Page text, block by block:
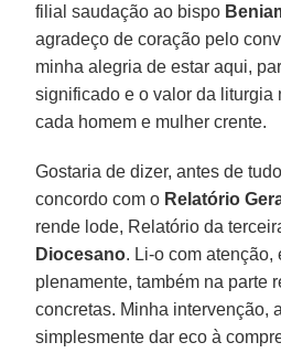
filial saudação ao bispo
agradeço de coração pelo
minha alegria de estar aqui,
significado e o valor da liturgia
cada homem e mulher crente.
Gostaria de dizer, antes de
concordo com o Relatório
rende lode, Relatório da
Diocesano. Li-o com atenção,
plenamente, também na parte
concretas. Minha intervenção,
simplesmente dar eco à